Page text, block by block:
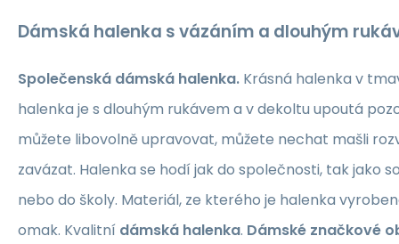
Dámská halenka s vázáním a dlouhým
Společenská dámská halenka. Krásná halenka v
halenka je s dlouhým rukávem a v dekoltu upoutá
můžete libovolně upravovat, můžete nechat mašli
zavázat. Halenka se hodí jak do společnosti, tak jako
nebo do školy. Materiál, ze kterého je halenka
omak. Kvalitní dámská halenka. Dámské značkové